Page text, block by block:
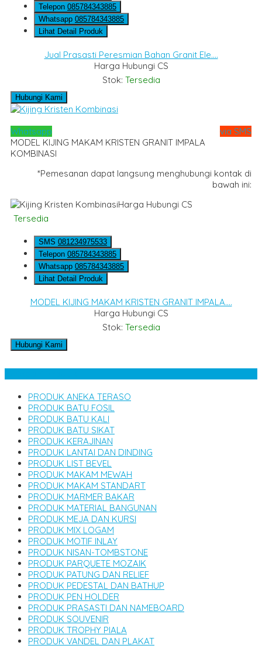
Telepon 085784343885
Whatsapp 085784343885
Lihat Detail Produk
Jual Prasasti Peresmian Bahan Granit Ele....
Harga Hubungi CS
Stok: Tersedia
Hubungi Kami
Whatsapp
via SMS
MODEL KIJING MAKAM KRISTEN GRANIT IMPALA
KOMBINASI
*Pemesanan dapat langsung menghubungi kontak di
bawah ini:
Harga Hubungi CS
Tersedia
SMS 081234975533
Telepon 085784343885
Whatsapp 085784343885
Lihat Detail Produk
MODEL KIJING MAKAM KRISTEN GRANIT IMPALA....
Harga Hubungi CS
Stok: Tersedia
Hubungi Kami
PRODUK ANEKA TERASO
PRODUK BATU FOSIL
PRODUK BATU KALI
PRODUK BATU SIKAT
PRODUK KERAJINAN
PRODUK LANTAI DAN DINDING
PRODUK LIST BEVEL
PRODUK MAKAM MEWAH
PRODUK MAKAM STANDART
PRODUK MARMER BAKAR
PRODUK MATERIAL BANGUNAN
PRODUK MEJA DAN KURSI
PRODUK MIX LOGAM
PRODUK MOTIF INLAY
PRODUK NISAN-TOMBSTONE
PRODUK PARQUETE MOZAIK
PRODUK PATUNG DAN RELIEF
PRODUK PEDESTAL DAN BATHUP
PRODUK PEN HOLDER
PRODUK PRASASTI DAN NAMEBOARD
PRODUK SOUVENIR
PRODUK TROPHY PIALA
PRODUK VANDEL DAN PLAKAT